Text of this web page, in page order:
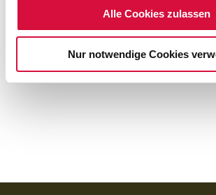
Alle Cookies zulassen
Nur notwendige Cookies
ZUR STELLUNGNAHME DES
DES BONIFATIUSWERKES